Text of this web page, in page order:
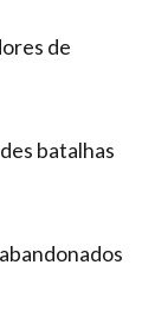
de
batalhas